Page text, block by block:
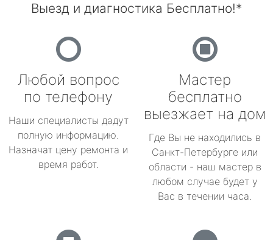
Выезд и диагностика Бесплатно!*
Любой вопрос
по телефону
Наши специалисты дадут
полную информацию.
Назначат цену ремонта и
время работ.
Мастер
бесплатно
выезжает на дом
Где Вы не находились в
Санкт-Петербурге или
области - наш мастер в
любом случае будет у
Вас в течении часа.